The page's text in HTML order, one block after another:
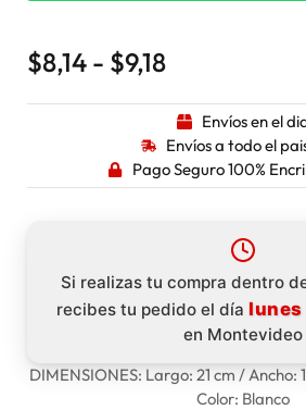
$8,14 - $9,18
Envíos en el
Envíos a todo el
Pago Seguro 100%
Si realizas tu compra dentro
recibes tu pedido el día lunes
en Montevideo
DIMENSIONES: Largo: 21 cm / Ancho:
Color: Blanco